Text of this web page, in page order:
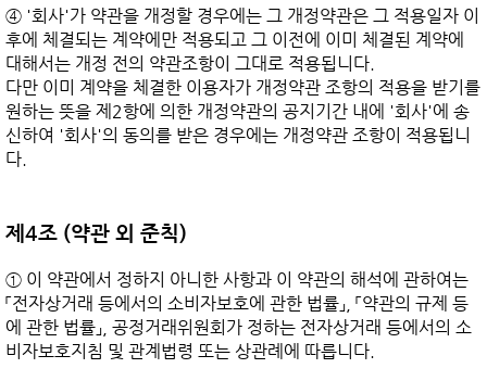
④ '회사'가 약관을 개정할 경우에는 그 개정약관은 그 적용일자 이
후에 체결되는 계약에만 적용되고 그 이전에 이미 체결된 계약에
대해서는 개정 전의 약관조항이 그대로 적용됩니다.
다만 이미 계약을 체결한 이용자가 개정약관 조항의 적용을 받기를
원하는 뜻을 제2항에 의한 개정약관의 공지기간 내에 '회사'에 송
신하여 '회사'의 동의를 받은 경우에는 개정약관 조항이 적용됩니
다.
제4조 (약관 외 준칙)
① 이 약관에서 정하지 아니한 사항과 이 약관의 해석에 관하여는
「전자상거래 등에서의 소비자보호에 관한 법률」, 「약관의 규제 등
에 관한 법률」, 공정거래위원회가 정하는 전자상거래 등에서의 소
비자보호지침 및 관계법령 또는 상관례에 따릅니다.